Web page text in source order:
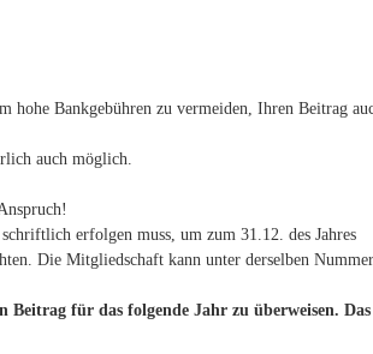
hohe Bankgebühren zu vermeiden, Ihren Beitrag
auch möglich.
erfolgen muss, um zum 31.12. des Jahres
Die Mitgliedschaft kann unter derselben Nummer
für das folgende Jahr zu überweisen.